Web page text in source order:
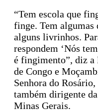
“Tem escola que
finge. Tem algumas
alguns livrinhos.
respondem ‘Nós
é fingimento”, diz a
de Congo e
Senhora do
também dirigente
Minas Gerais.